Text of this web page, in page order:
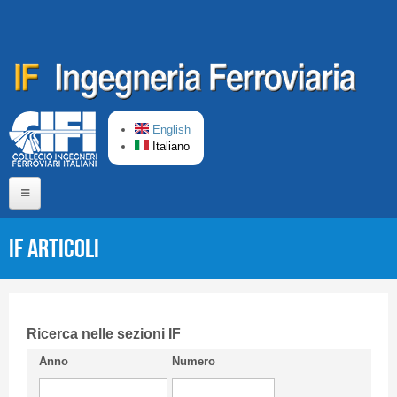
English
Italiano
CIFI in breve
Linee Guida
IF Articoli
Ricerca nelle sezioni IF
Anno Numero